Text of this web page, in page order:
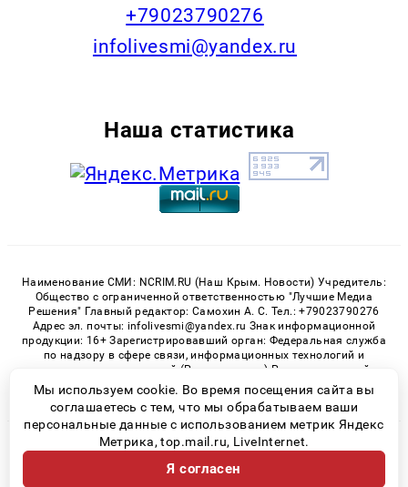
+79023790276
infolivesmi@yandex.ru
Наша статистика
Наименование СМИ: NCRIM.RU (Наш Крым. Новости) Учредитель:
Общество с ограниченной ответственностью "Лучшие Медиа
Решения" Главный редактор: Самохин А. С. Тел.: +79023790276
Адрес эл. почты: infolivesmi@yandex.ru Знак информационной
продукции: 16+ Зарегистрировавший орган: Федеральная служба
по надзору в сфере связи, информационных технологий и
массовых коммуникаций (Роскомнадзор) Регистрационный
номер СМИ ЭЛ № ФС 77 - 81150 от 02.06.2021
© 2026 «nCrim.ru» | Все права защищены
Возрастная категория сайта 16+
Мы используем cookie. Во время посещения сайта вы
соглашаетесь с тем, что мы обрабатываем ваши
персональные данные с использованием метрик Яндекс
Метрика, top.mail.ru, LiveInternet.
Я согласен